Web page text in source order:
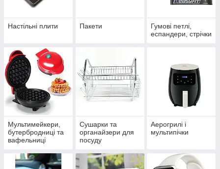
Настільні плити Пакети
Гумові петлі,
еспандери, стрічки
Мультимейкери,
бутербродниці та
вафельниці
Сушарки та
органайзери для
посуду
Аерогрилі і
мультипічки